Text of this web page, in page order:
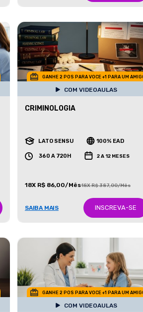
GANHE 2 POS PARA VOCE +1 PARA UM
COM VIDEOAULAS
CRIMINOLOGIA
LATO SENSU 100% EAD
360 A 720H 2 A 12 MESES
18X R$ 86,00/Mês18X R$ 387,00/Mês
SAIBA MAIS INSCREVA-SE
GANHE 2 POS PARA VOCE +1 PARA UM
COM VIDEOAULAS